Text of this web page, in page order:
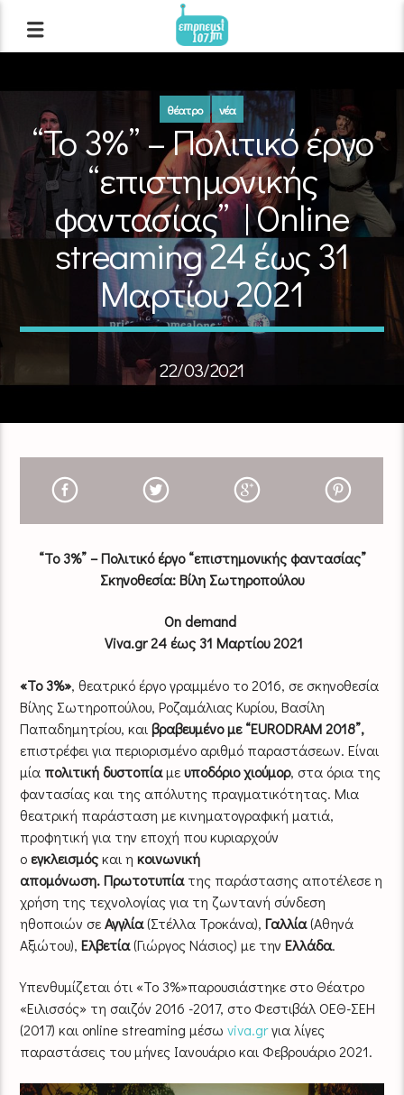
θέατρο νέα
“Το 3%” – Πολιτικό έργο
“επιστημονικής
φαντασίας” | Οnline
streaming 24 έως 31
Μαρτίου 2021
22/03/2021
“To 3%” – Πολιτικό έργο “επιστημονικής φαντασίας”
Σκηνοθεσία: Βίλη Σωτηροπούλου
On demand
Viva.gr 24 έως 31 Μαρτίου 2021
«Το 3%», θεατρικό έργο γραμμένο το 2016, σε σκηνοθεσία
Βίλης Σωτηροπούλου, Ροζαμάλιας Κυρίου, Βασίλη
Παπαδημητρίου, καιβραβευμένo με “EURODRAM 2018”,
επιστρέφει για περιορισμένο αριθμό παραστάσεων. Eίναι
μία πολιτική δυστοπίαμευποδόριο χιούμορ, στα όρια της
φαντασίας και της απόλυτης πραγματικότητας. Μια
θεατρική παράσταση με κινηματογραφική ματιά,
προφητική για την εποχή που κυριαρχούν
ο εγκλεισμόςκαι η κοινωνική
απομόνωση.Πρωτοτυπίατης παράστασης αποτέλεσε η
χρήση της τεχνολογίας για τη ζωντανή σύνδεση
ηθοποιών σεΑγγλία(Στέλλα Τροκάνα),Γαλλία(Αθηνά
Αξιώτου),Ελβετία(Γιώργος Νάσιος) με τηνΕλλάδα.
Υπενθυμίζεται ότι «Το 3%»παρουσιάστηκε στο Θέατρο
«Ειλισσός» τη σαιζόν 2016 -2017, στο Φεστιβάλ ΟΕΘ-ΣΕΗ
(2017) και online streaming μέσωviva.grγια λίγες
παραστάσεις του μήνες Ιανουάριο και Φεβρουάριο 2021.